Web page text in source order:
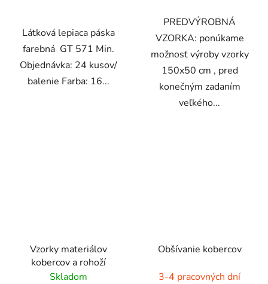
Látková lepiaca páska
farebná GT 571 Min.
Objednávka: 24 kusov/
balenie Farba: 16...
PREDVÝROBNÁ
VZORKA: ponúkame
možnosť výroby vzorky
150x50 cm , pred
konečným zadaním
veľkého...
Vzorky materiálov
kobercov a rohoží
Skladom
Obšívanie kobercov
3-4 pracovných dní